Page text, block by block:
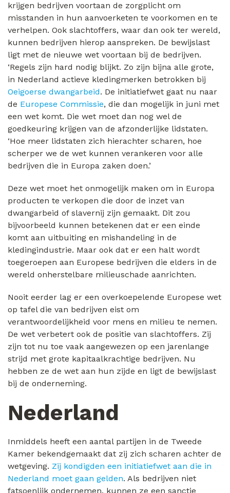
krijgen bedrijven voortaan de zorgplicht om
misstanden in hun aanvoerketen te voorkomen en te
verhelpen. Ook slachtoffers, waar dan ook ter wereld,
kunnen bedrijven hierop aanspreken. De bewijslast
ligt met de nieuwe wet voortaan bij de bedrijven.
‘Regels zijn hard nodig blijkt. Zo zijn bijna alle grote,
in Nederland actieve kledingmerken betrokken bij
Oeigoerse dwangarbeid. De initiatiefwet gaat nu naar
de Europese Commissie, die dan mogelijk in juni met
een wet komt. Die wet moet dan nog wel de
goedkeuring krijgen van de afzonderlijke lidstaten.
‘Hoe meer lidstaten zich hierachter scharen, hoe
scherper we de wet kunnen verankeren voor alle
bedrijven die in Europa zaken doen.’
Deze wet moet het onmogelijk maken om in Europa
producten te verkopen die door de inzet van
dwangarbeid of slavernij zijn gemaakt. Dit zou
bijvoorbeeld kunnen betekenen dat er een einde
komt aan uitbuiting en mishandeling in de
kledingindustrie. Maar ook dat er een halt wordt
toegeroepen aan Europese bedrijven die elders in de
wereld onherstelbare milieuschade aanrichten.
Nooit eerder lag er een overkoepelende Europese wet
op tafel die van bedrijven eist om
verantwoordelijkheid voor mens en milieu te nemen.
De wet verbetert ook de positie van slachtoffers. Zij
zijn tot nu toe vaak aangewezen op een jarenlange
strijd met grote kapitaalkrachtige bedrijven. Nu
hebben ze de wet aan hun zijde en ligt de bewijslast
bij de onderneming.
Nederland
Inmiddels heeft een aantal partijen in de Tweede
Kamer bekendgemaakt dat zij zich scharen achter de
wetgeving. Zij kondigden een initiatiefwet aan die in
Nederland moet gaan gelden. Als bedrijven niet
fatsoenlijk ondernemen, kunnen ze een sanctie